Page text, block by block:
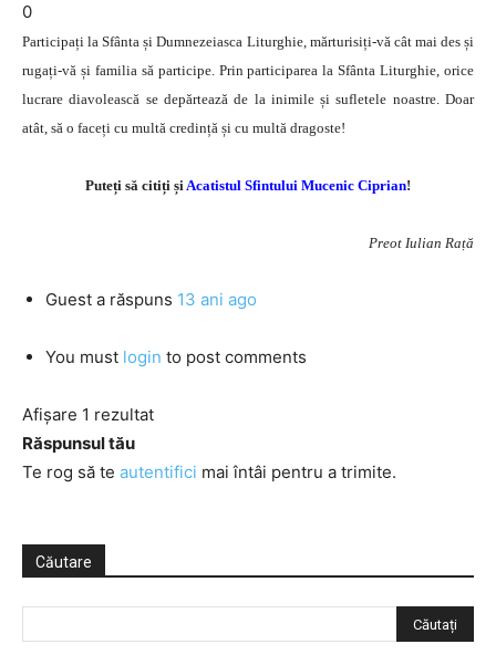
0
Participați la Sfânta și Dumnezeiasca Liturghie, mărturisiți-vă cât mai des și
rugați-vă și familia să participe. Prin participarea la Sfânta Liturghie, orice
lucrare diavolească se depărtează de la inimile și sufletele noastre. Doar
atât, să o faceți cu multă credință și cu multă dragoste!
Puteți să citiți șiAcatistul Sfintului Mucenic Ciprian!
Preot Iulian Rață
Guest a răspuns 13 ani ago
You must login to post comments
Afișare 1 rezultat
Răspunsul tău
Te rog să te autentifici mai întâi pentru a trimite.
Căutare